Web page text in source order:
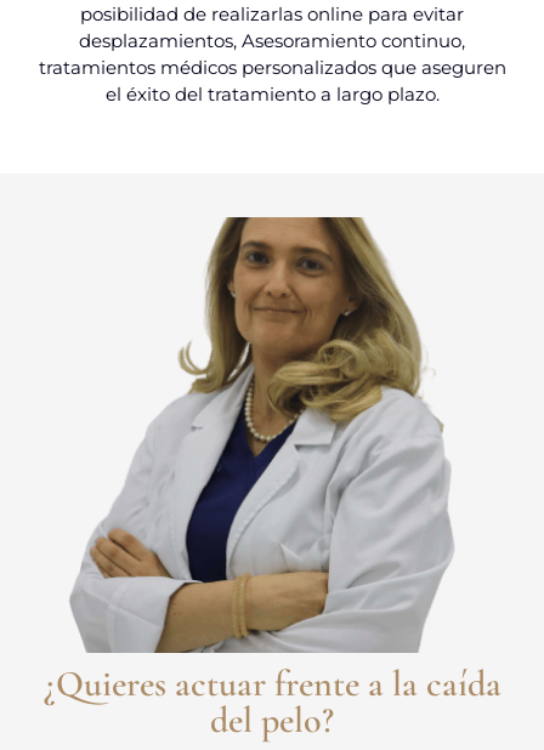
posibilidad de realizarlas online para evitar
desplazamientos, Asesoramiento continuo,
tratamientos médicos personalizados que aseguren
el éxito del tratamiento a largo plazo.
¿Quieres actuar frente a la caída
del pelo?